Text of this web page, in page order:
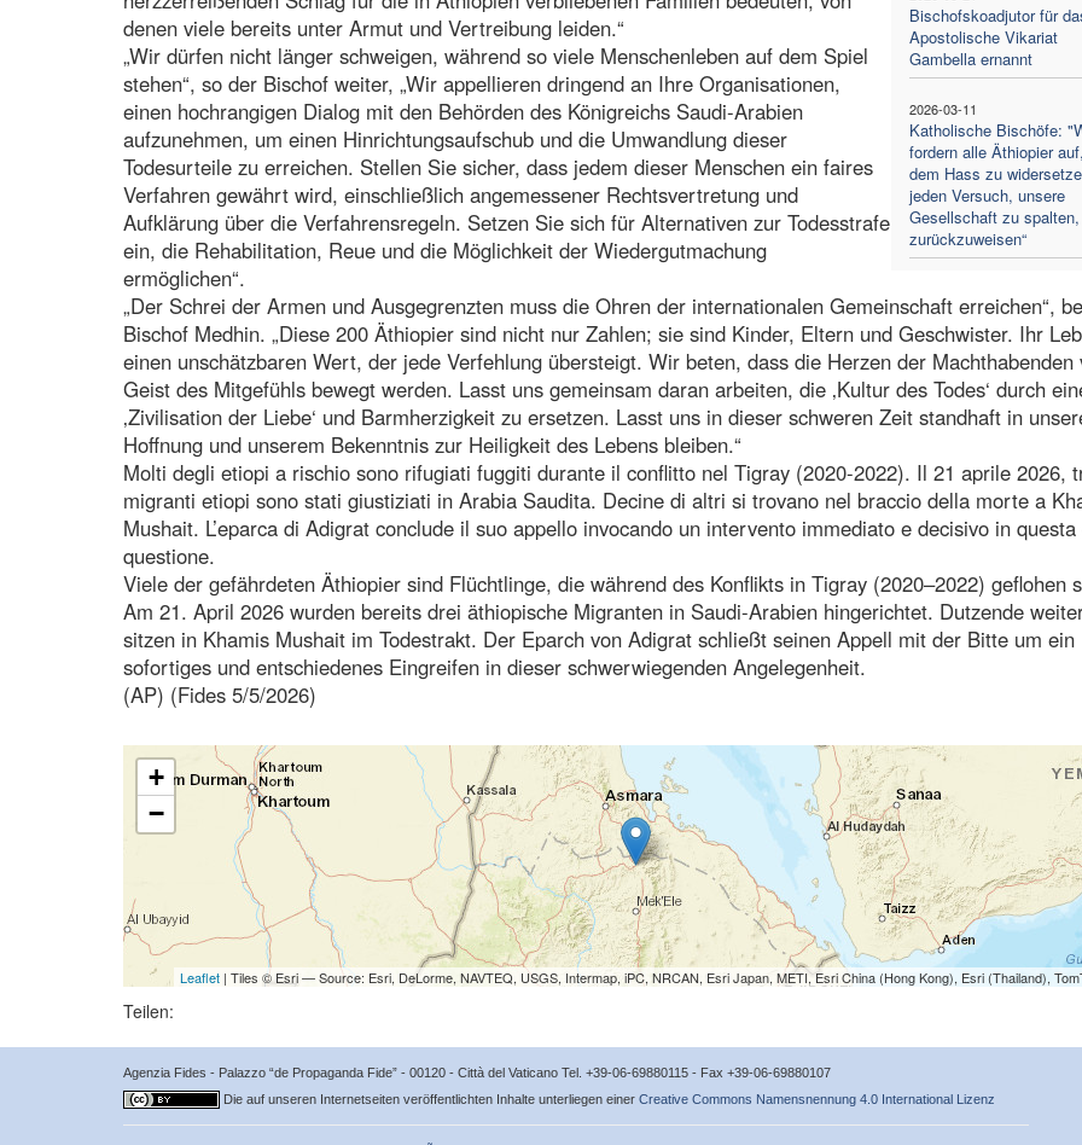
Bischofskoadjutor für
Apostolische Vikariat
Gambella ernannt
2026-03-11
Katholische Bischöfe:
fordern alle Äthiopier
dem Hass zu
jeden Versuch, unsere
Gesellschaft zu spalten,
zurückzuweisen“
denen viele bereits unter Armut und Vertreibung leiden.“
„Wir dürfen nicht länger schweigen, während so viele Menschenleben auf dem Spiel
stehen“, so der Bischof weiter, „Wir appellieren dringend an Ihre Organisationen,
einen hochrangigen Dialog mit den Behörden des Königreichs Saudi-Arabien
aufzunehmen, um einen Hinrichtungsaufschub und die Umwandlung dieser
Todesurteile zu erreichen. Stellen Sie sicher, dass jedem dieser Menschen ein faires
Verfahren gewährt wird, einschließlich angemessener Rechtsvertretung und
Aufklärung über die Verfahrensregeln. Setzen Sie sich für Alternativen zur Todesstrafe
ein, die Rehabilitation, Reue und die Möglichkeit der Wiedergutmachung
ermöglichen“.
„Der Schrei der Armen und Ausgegrenzten muss die Ohren der internationalen Gemeinschaft erreichen“,
Bischof Medhin. „Diese 200 Äthiopier sind nicht nur Zahlen; sie sind Kinder, Eltern und Geschwister. Ihr
einen unschätzbaren Wert, der jede Verfehlung übersteigt. Wir beten, dass die Herzen der Machthabenden
Geist des Mitgefühls bewegt werden. Lasst uns gemeinsam daran arbeiten, die ‚Kultur des Todes‘ durch
‚Zivilisation der Liebe‘ und Barmherzigkeit zu ersetzen. Lasst uns in dieser schweren Zeit standhaft in
Hoffnung und unserem Bekenntnis zur Heiligkeit des Lebens bleiben.“
Molti degli etiopi a rischio sono rifugiati fuggiti durante il conflitto nel Tigray (2020-2022). Il 21 aprile 2026,
migranti etiopi sono stati giustiziati in Arabia Saudita. Decine di altri si trovano nel braccio della morte a
Mushait. L’eparca di Adigrat conclude il suo appello invocando un intervento immediato e decisivo in
questione.
Viele der gefährdeten Äthiopier sind Flüchtlinge, die während des Konflikts in Tigray (2020–2022) geflohen
Am 21. April 2026 wurden bereits drei äthiopische Migranten in Saudi-Arabien hingerichtet. Dutzende
sitzen in Khamis Mushait im Todestrakt. Der Eparch von Adigrat schließt seinen Appell mit der Bitte um ein
sofortiges und entschiedenes Eingreifen in dieser schwerwiegenden Angelegenheit.
(AP) (Fides 5/5/2026)
+
−
Leaflet| Tiles © Esri — Source: Esri, DeLorme, NAVTEQ, USGS, Intermap, iPC, NRCAN, Esri Japan, METI, Esri China (Hong Kong), Esri (Thailand),
Teilen:
Agenzia Fides - Palazzo “de Propaganda Fide” - 00120 - Città del Vaticano Tel. +39-06-69880115 - Fax +39-06-69880107
Die auf unseren Internetseiten veröffentlichten Inhalte unterliegen einer Creative Commons Namensnennung 4.0 International Lizenz